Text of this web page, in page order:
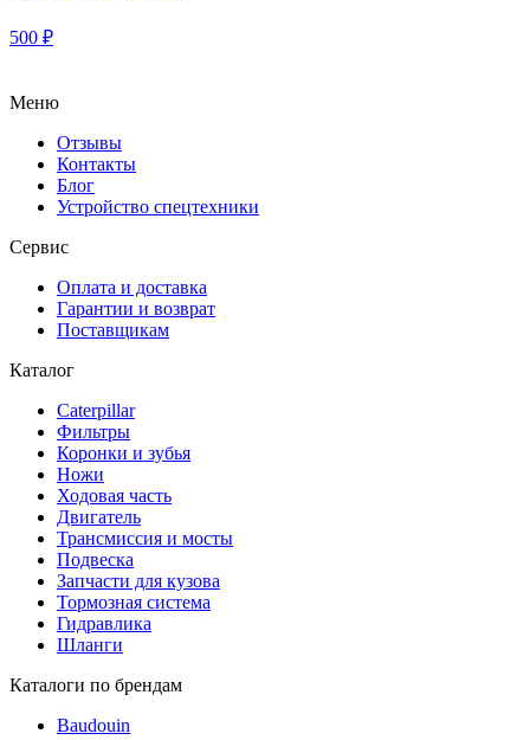
500 ₽
Меню
Отзывы
Контакты
Блог
Устройство спецтехники
Сервис
Оплата и доставка
Гарантии и возврат
Поставщикам
Каталог
Caterpillar
Фильтры
Коронки и зубья
Ножи
Ходовая часть
Двигатель
Трансмиссия и мосты
Подвеска
Запчасти для кузова
Тормозная система
Гидравлика
Шланги
Каталоги по брендам
Baudouin